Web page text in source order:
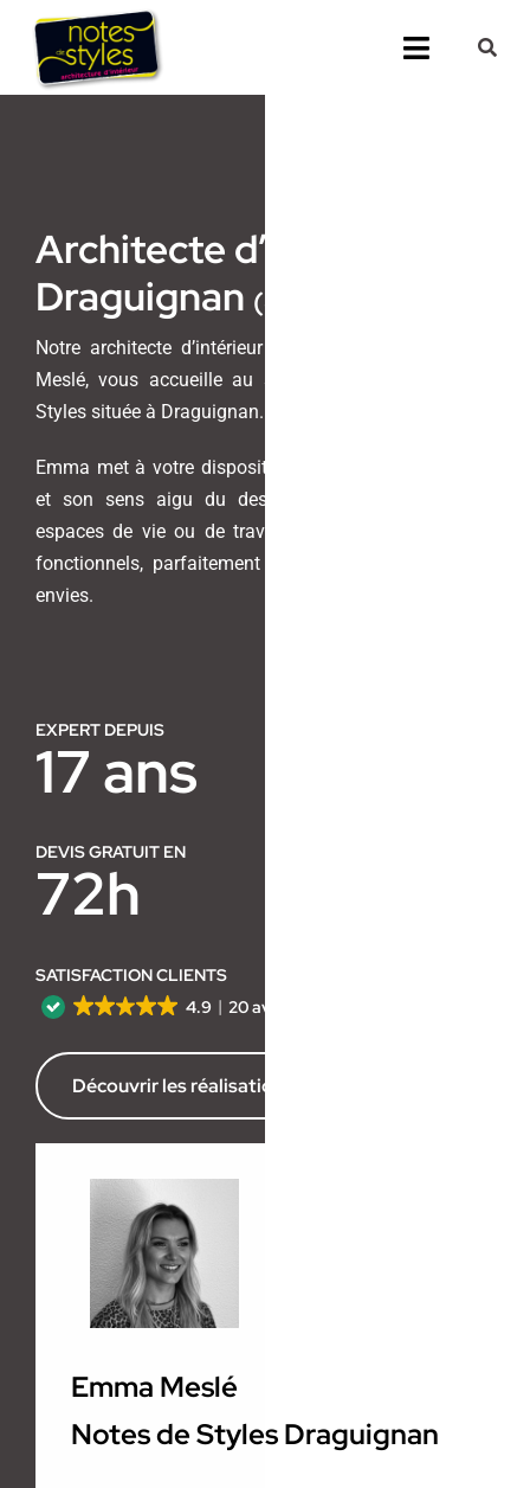
Passer
contenu
Toggle
Architecte d’intérieur
Draguignan (83, Var)
Notre architecte d’intérieur et maitre d’oeuvre, Emma
Meslé, vous accueille au sein de l’agence Notes de
Styles située à Draguignan.
Emma met à votre disposition son savoir-faire unique
et son sens aigu du design pour transformer vos
espaces de vie ou de travail en lieux harmonieux et
fonctionnels, parfaitement adaptés à vos besoins et
envies.
EXPERT DEPUIS
17 ans
DEVIS GRATUIT EN
72h
SATISFACTION CLIENTS
4.9
20 avis
Découvrir les réalisations de l’agence
Emma Meslé
Notes de Styles Draguignan